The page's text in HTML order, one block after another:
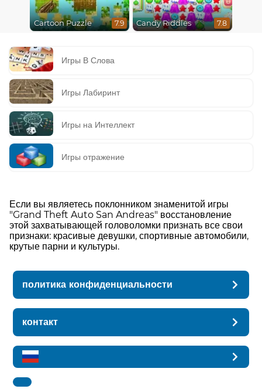
Cartoon Puzzle 7.9 Candy Riddles 7.8
Игры В Слова
Игры Лабиринт
Игры на Интеллект
Игры отражение
Если вы являетесь поклонником знаменитой игры
"Grand Theft Auto San Andreas" восстановление
этой захватывающей головоломки признать все свои
признаки: красивые девушки, спортивные автомобили,
крутые парни и культуры.
политика конфиденциальности
контакт